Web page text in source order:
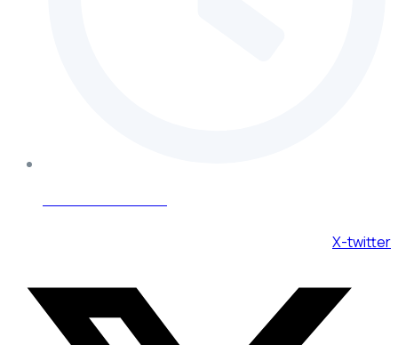
X-twitter